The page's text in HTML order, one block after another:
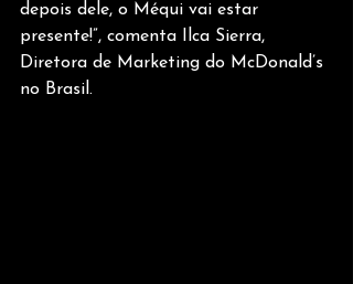
depois dele, o Méqui vai estar
presente!”, comenta Ilca Sierra,
Diretora de Marketing do McDonald’s
no Brasil.